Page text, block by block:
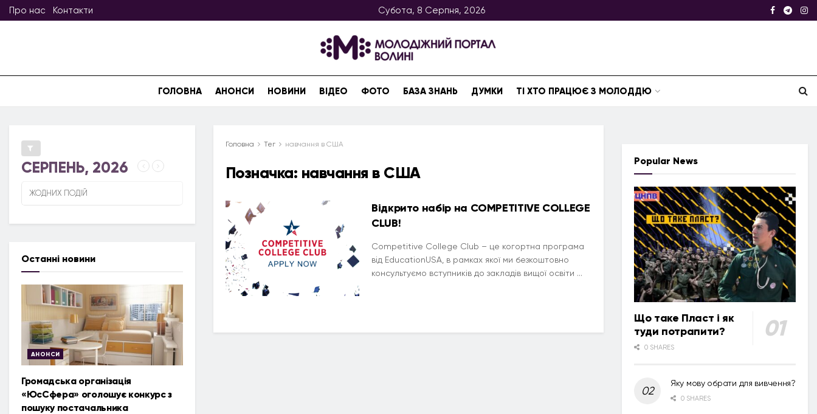
Про нас Контакти Субота, 8 Серпня, 2026
ГОЛОВНА АНОНСИ НОВИНИ ВІДЕО ФОТО БАЗА ЗНАНЬ ДУМКИ ТІ ХТО ПРАЦЮЄ З МОЛОДДЮ
Головна Тег навчання в США
Позначка: навчання в США
Відкрито набір на COMPETITIVE COLLEGE
CLUB!
Competitive College Club – це когортна програма
від EducationUSA, в рамках якої ми безкоштовно
консультуємо вступників до закладів вищої освіти ...
СЕРПЕНЬ, 2026
ЖОДНИХ ПОДІЙ
Останні новини
АНОНСИ
Громадська організація
«ЮсСфера» оголошує конкурс з
пошуку постачальника
Popular News
Що таке Пласт і як
туди потрапити?
0 SHARES
Яку мову обрати для вивчення?
0 SHARES